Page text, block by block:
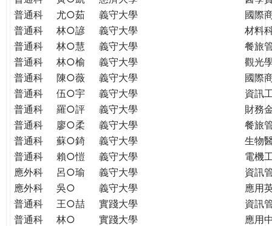
普通科
尤○茹 義守大學
國際
普通科
林○諺 義守大學
材料
普通科
林○慧 義守大學
餐旅
普通科
林○榆 義守大學
觀光
普通科
陳○薇 義守大學
國際
普通科
伍○宇 義守大學
資訊
普通科
羅○評 義守大學
財務
普通科
廖○柔 義守大學
餐旅
普通科
蘇○錡 義守大學
生物
普通科
賴○愷 義守大學
電機
應外科
呂○瑜 義守大學
資訊
應外科
吳○ 義守大學
應用
普通科
王○喆 實踐大學
資訊
普通科
林○ 實踐大學
應用